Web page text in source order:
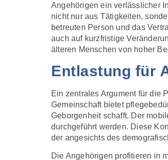
Angehörigen ein verlässlicher
nicht nur aus Tätigkeiten,
betreuten Person und das
auch auf kurzfristige
älteren Menschen von hoher
Entlastung für
Ein zentrales Argument für die
Gemeinschaft bietet
Geborgenheit schafft. Der
durchgeführt werden. Diese
der angesichts des
Die Angehörigen profitieren in